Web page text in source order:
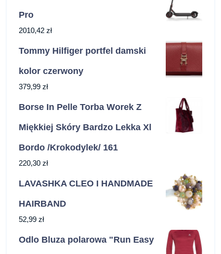
Pro
2010,42 zł
Tommy Hilfiger portfel damski
kolor czerwony
379,99 zł
Borse In Pelle Torba Worek Z
Miękkiej Skóry Bardzo Lekka Xl
Bordo /Krokodylek/ 161
220,30 zł
LAVASHKA CLEO I HANDMADE
HAIRBAND
52,99 zł
Odlo Bluza polarowa "Run Easy